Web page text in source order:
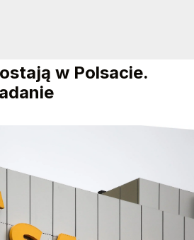
w Polsacie.